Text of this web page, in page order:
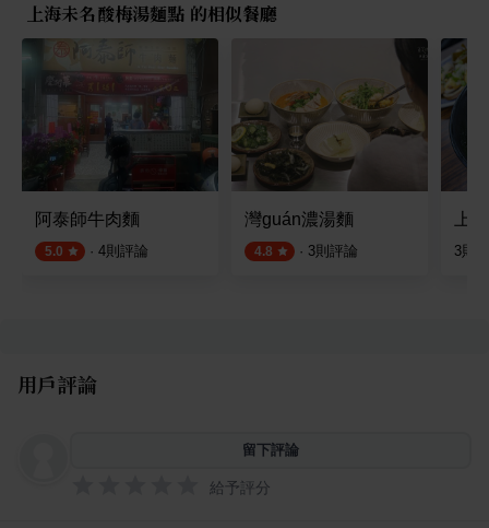
上海未名酸梅湯麵點 的相似餐廳
阿泰師牛肉麵
5.0 · 4則評論
灣guán濃湯麵
4.8 · 3則評論
上
3則
用戶評論
留下評論
給予評分